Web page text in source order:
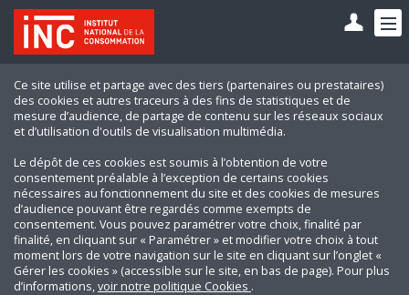
Ce site utilise et partage avec des tiers (partenaires ou prestataires)
des cookies et autres traceurs à des fins de statistiques et de
mesure d’audience, de partage de contenu sur les réseaux sociaux
et d’utilisation d'outils de visualisation multimédia.
Le dépôt de ces cookies est soumis à l’obtention de votre
consentement préalable à l’exception de certains cookies
nécessaires au fonctionnement du site et des cookies de mesures
d’audience pouvant être regardés comme exempts de
consentement. Vous pouvez paramétrer votre choix, finalité par
finalité, en cliquant sur « Paramétrer » et modifier votre choix à tout
moment lors de votre navigation sur le site en cliquant sur l’onglet «
Gérer les cookies » (accessible sur le site, en bas de page). Pour plus
d’informations,voir notre politique Cookies .